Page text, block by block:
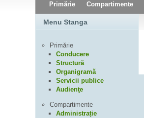
Primărie Compartimente
Menu Stanga
Primărie
Conducere
Structură
Organigramă
Servicii publice
Audienţe
Compartimente
Administrație